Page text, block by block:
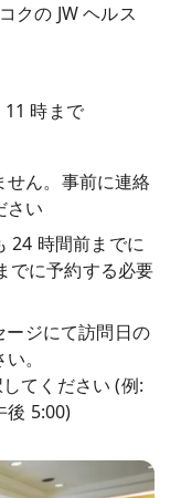
クの JW ヘルス
時まで
せん。事前に連絡
さい
24 時間前までに
でに予約する必要
ジにて訪問日の
。
てください (例:
後 5:00)